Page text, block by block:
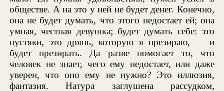
обществе. А на это у ней не будет денег. Конечно,
она не будет думать, что этого недостает ей; она
умная, честная девушка; будет думать себе: это
пустяки, это дрянь, которую я презираю, — и
будет презирать. Да разве помогает то, что
человек не знает, чего ему недостает, или даже
уверен, что оно ему не нужно? Это иллюзия,
фантазия. Натура заглушена рассудком,